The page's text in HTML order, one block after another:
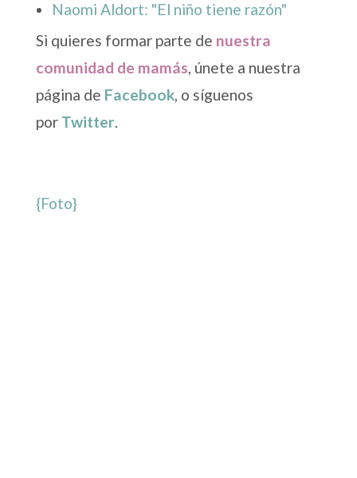
Naomi Aldort: "El niño tiene razón"
Si quieres formar parte de nuestra
comunidad de mamás, únete a nuestra
página de Facebook, o síguenos
por Twitter.
{Foto}